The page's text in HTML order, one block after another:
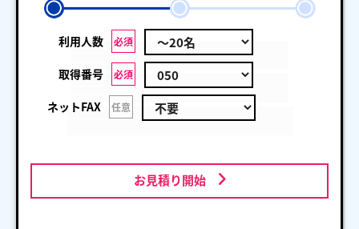
利用人数 必須
取得番号 必須
ネットFAX 任意
お見積り開始